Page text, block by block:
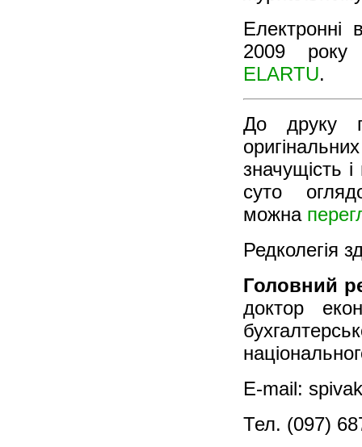
Електронні
2009 року
ELARTU.
До друку
значущість
суто
можна
Редколегія
Головний
доктор
E-mail:
Тел. (097)